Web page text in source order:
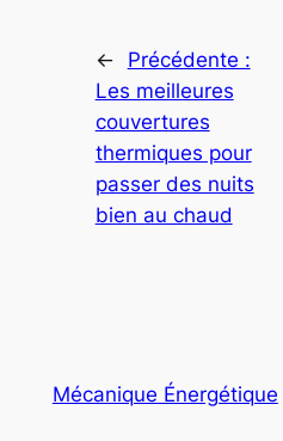
←
Précédente :
Les meilleures
couvertures
thermiques pour
passer des nuits
bien au chaud
Mécanique Énergétique